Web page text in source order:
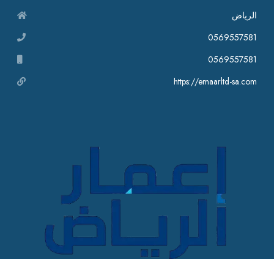
الرياض
0569557581
0569557581
https://emaarltd-sa.com